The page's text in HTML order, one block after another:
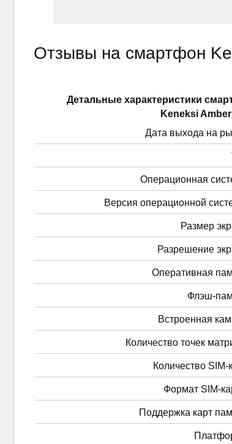
Отзывы на смартфон
Детальные характеристики
Keneksi
Дата выхода на
Операционная
Версия операционной
Размер
Разрешение
Оперативная
Флэш-
Встроенная
Количество точек
Количество SIM-
Формат SIM-
Поддержка карт